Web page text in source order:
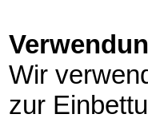
Wir
zur